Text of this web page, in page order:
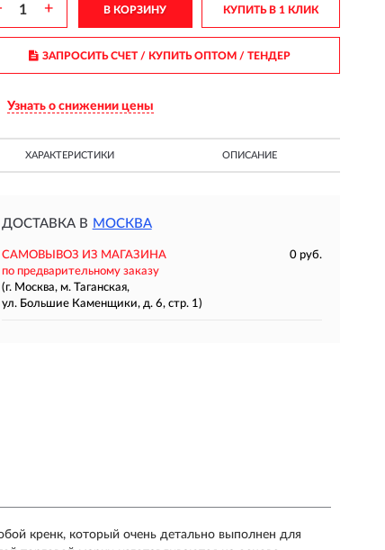
+ В КОРЗИНУ КУПИТЬ В 1 КЛИК
ЗАПРОСИТЬ СЧЕТ / КУПИТЬ ОПТОМ/ ТЕНДЕР
Узнать о снижении цены
ХАРАКТЕРИСТИКИ ОПИСАНИЕ
ДОСТАВКА В МОСКВА
САМОВЫВОЗ ИЗ МАГАЗИНА
0 руб.
по предварительному заказу
(г. Москва, м. Таганская,
ул. Большие Каменщики, д. 6, стр. 1)
кренк, который очень детально выполнен для